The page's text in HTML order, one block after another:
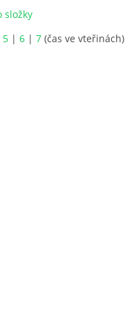
složky
5 | 6 | 7 (čas ve vteřinách)